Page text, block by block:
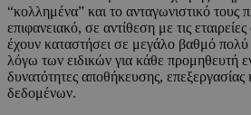
“κολλημένα” και το ανταγωνιστικό τους
επιφανειακό, σε αντίθεση με τις
έχουν καταστήσει σε μεγάλο βαθμό
λόγω των ειδικών για κάθε προμηθευτή
δυνατότητες αποθήκευσης, επεξεργασίας
δεδομένων.